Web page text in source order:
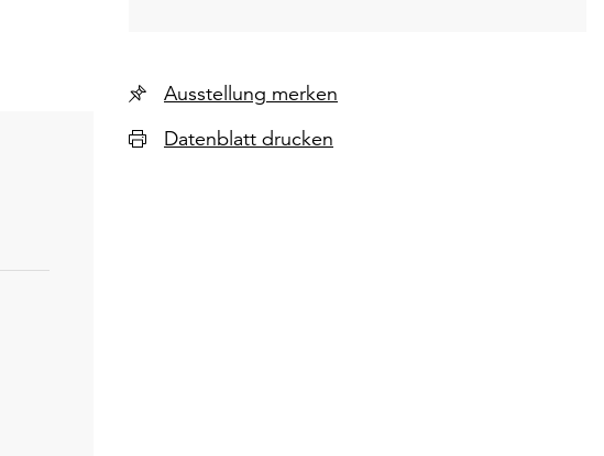
Ausstellung merken
Datenblatt drucken